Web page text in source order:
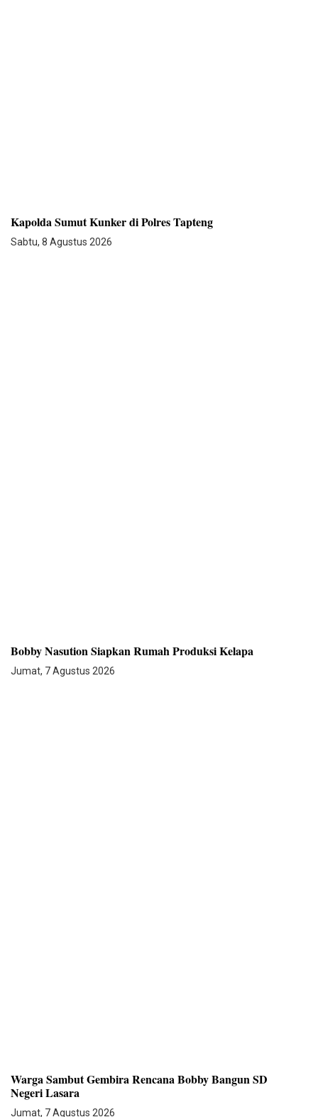
Kapolda Sumut Kunker di Polres Tapteng
Sabtu, 8 Agustus 2026
Bobby Nasution Siapkan Rumah Produksi Kelapa
Jumat, 7 Agustus 2026
Warga Sambut Gembira Rencana Bobby Bangun SD
Negeri Lasara
Jumat, 7 Agustus 2026